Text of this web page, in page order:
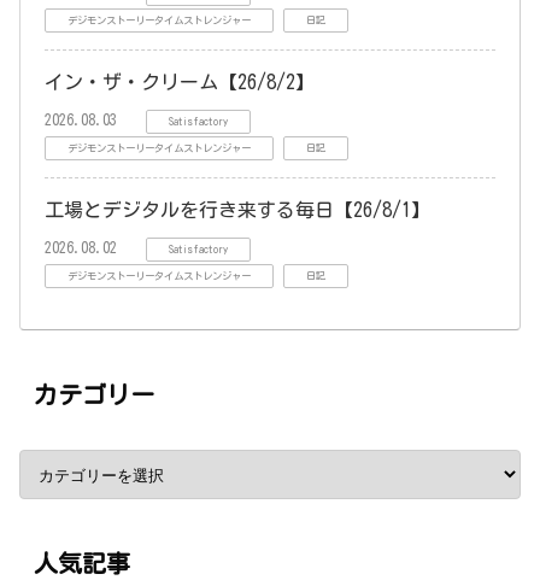
デジモンストーリータイムストレンジャー 日記
イン・ザ・クリーム【26/8/2】
2026.08.03 Satisfactory
デジモンストーリータイムストレンジャー 日記
工場とデジタルを行き来する毎日【26/8/1】
2026.08.02 Satisfactory
デジモンストーリータイムストレンジャー 日記
カテゴリー
人気記事